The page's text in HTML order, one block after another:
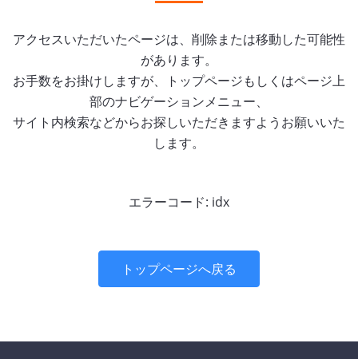
アクセスいただいたページは、削除または移動した可能性
があります。
お手数をお掛けしますが、トップページもしくはページ上
部のナビゲーションメニュー、
サイト内検索などからお探しいただきますようお願いいた
します。
エラーコード: idx
トップページへ戻る